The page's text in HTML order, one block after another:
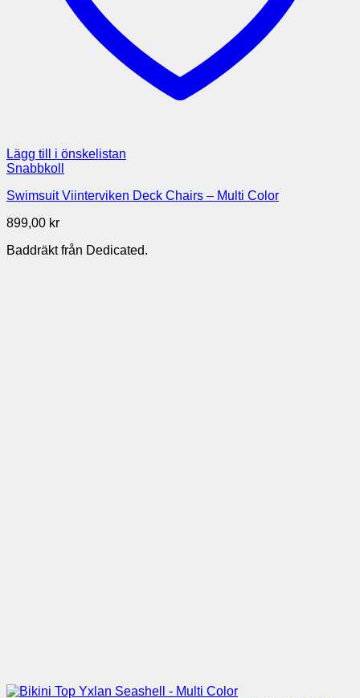
Lägg till i önskelistan
Snabbkoll
Swimsuit Viinterviken Deck Chairs – Multi Color
899,00 kr
Baddräkt från Dedicated.